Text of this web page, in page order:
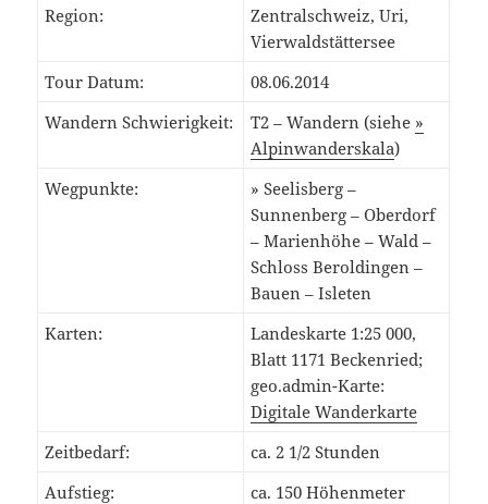
Region:
Zentralschweiz, Uri,
Vierwaldstättersee
Tour Datum:
08.06.2014
Wandern Schwierigkeit:
T2 – Wandern (siehe »
Alpinwanderskala)
Wegpunkte:
» Seelisberg –
Sunnenberg – Oberdorf
– Marienhöhe – Wald –
Schloss Beroldingen –
Bauen – Isleten
Karten:
Landeskarte 1:25 000,
Blatt 1171 Beckenried;
geo.admin-Karte:
Digitale Wanderkarte
Zeitbedarf:
ca. 2 1/2 Stunden
Aufstieg:
ca. 150 Höhenmeter